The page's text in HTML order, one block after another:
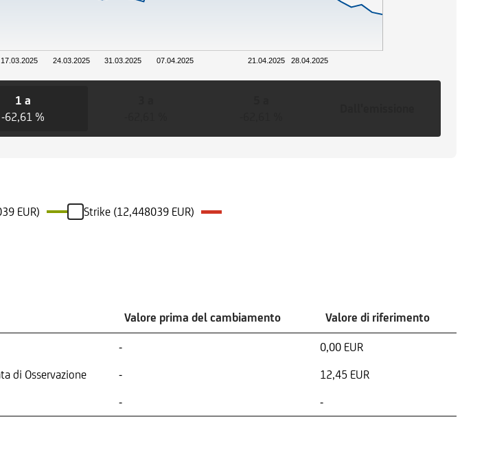
17.03.2025 24.03.2025 31.03.2025 07.04.2025 21.04.2025 28.04.2025
1 a
-62,61 %
EUR) Strike (12,448039 EUR)
Valore prima del cambiamento Valore di riferimento
-
0,00 EUR
di Osservazione -
12,45 EUR
- -